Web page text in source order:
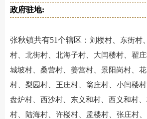
政府驻地:
张秋镇共有51个辖区： 刘楼村 东街村
村
北街村 北海子村 大闫楼村 翟
城坡村 桑营村 姜营村 景阳岗村
村
梨园村 王庄村 翁庄村 小闫楼村
盘炉村
西沙村 东义和村 西义和村
村
陆海村 许楼村 孟楼村 张庄村